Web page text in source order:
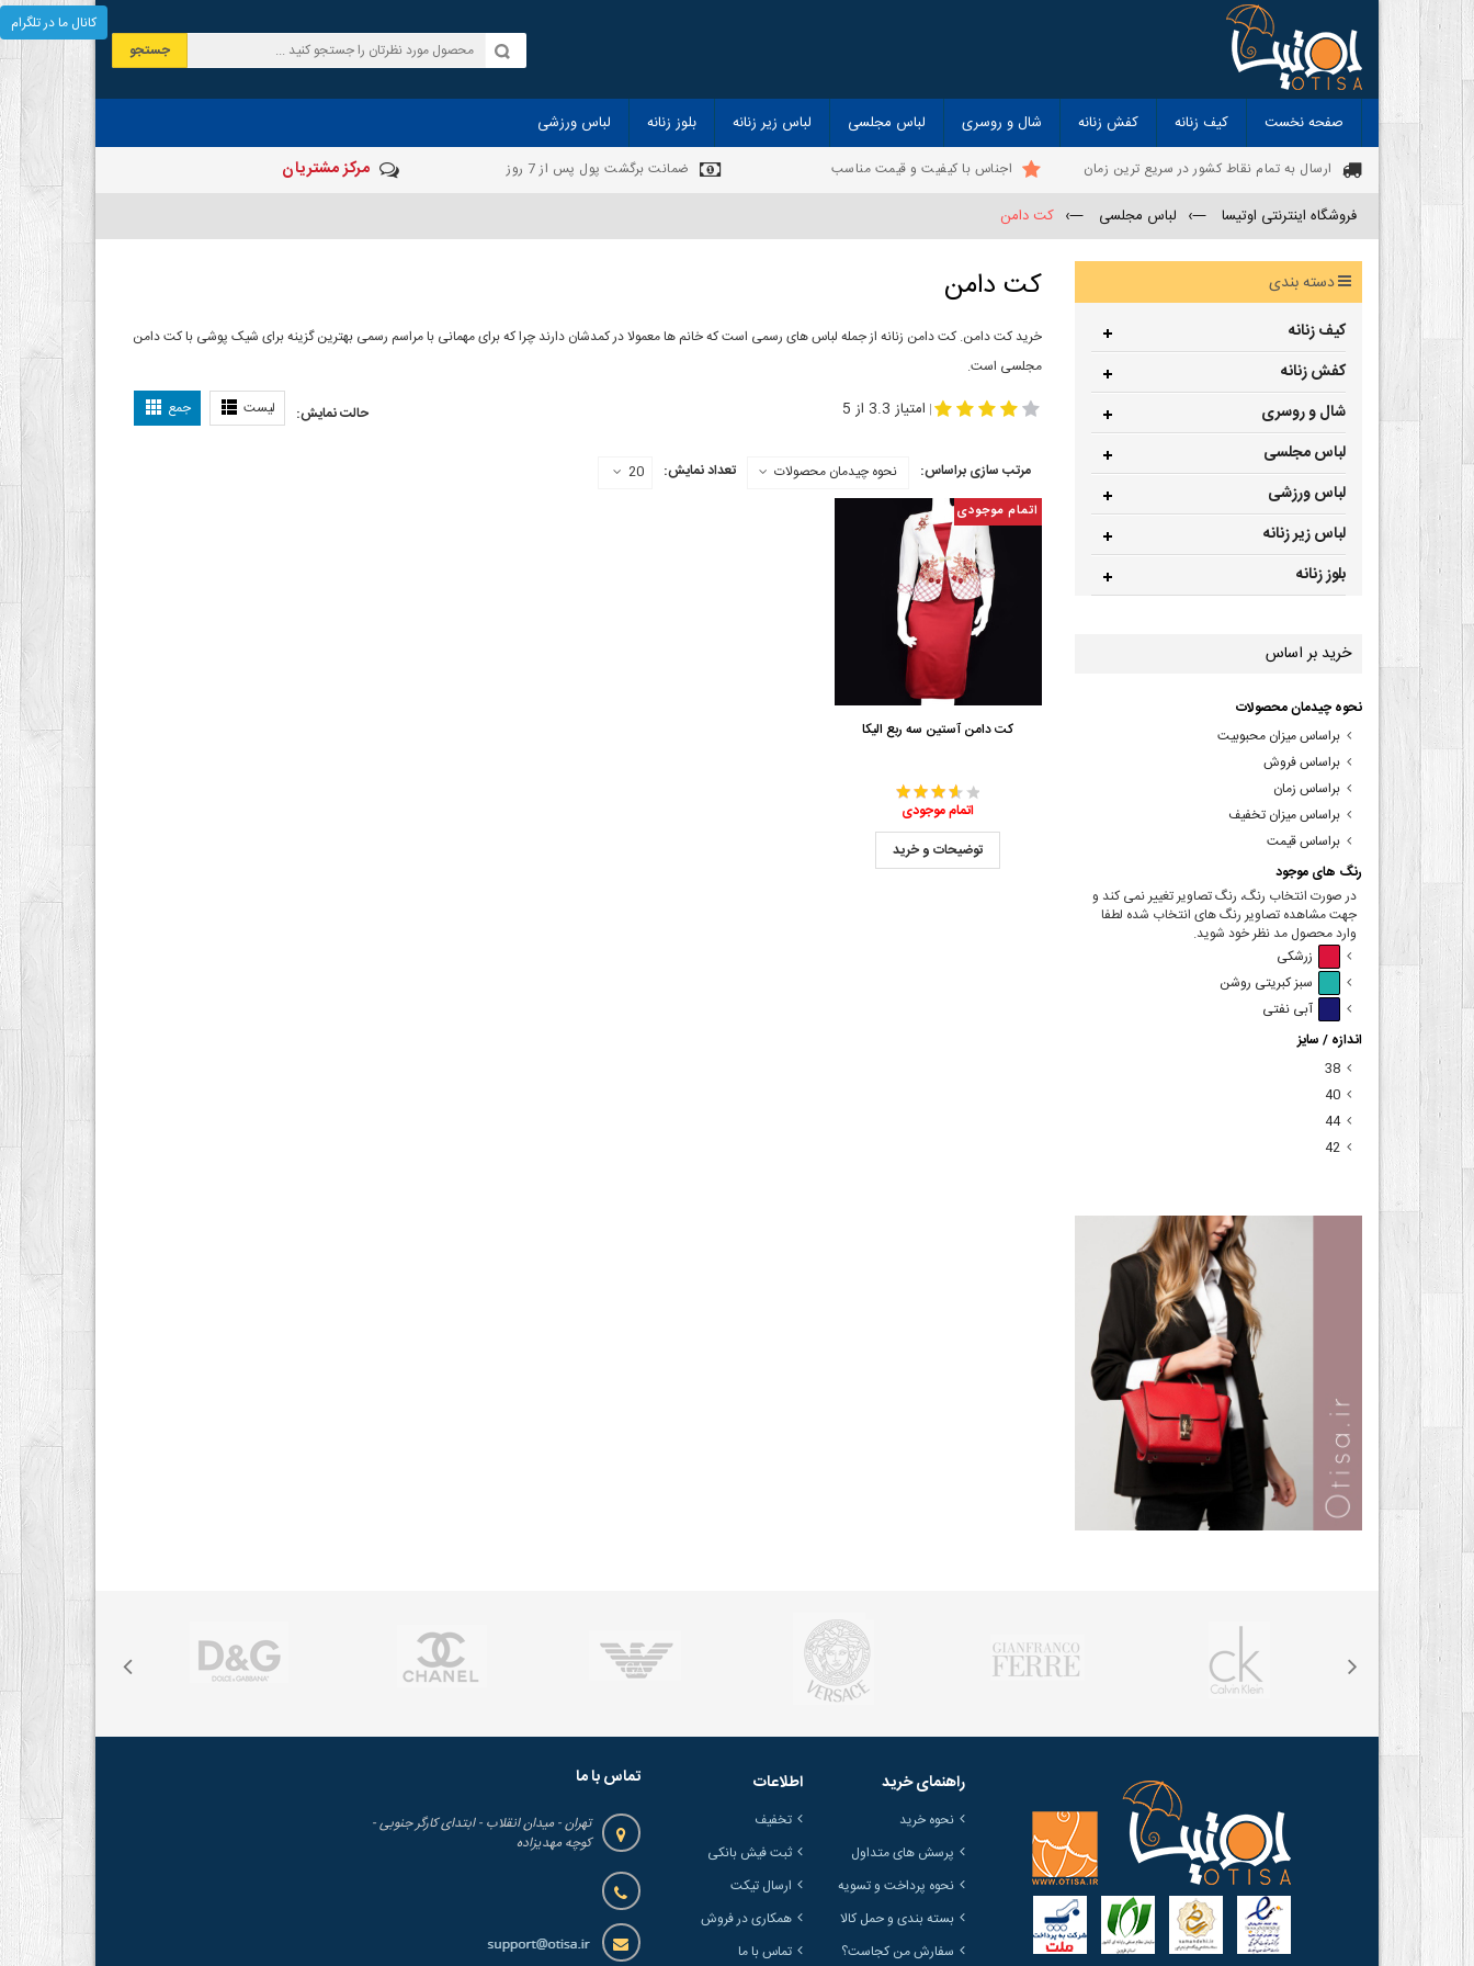
جستجو
صفحه نخست کیف زنانه کفش زنانه شال و روسری لباس مجلسی لباس زیر زنانه بلوز زنانه لباس ورزشی
ارسال به تمام نقاط کشور در سریع ترین زمان اجناس با کیفیت و قیمت مناسب ضمانت برگشت پول پس از 7 روز مرکز مشتریان
فروشگاه اینترنتی اوتیسا —› لباس مجلسی —› کت دامن
کت دامن
خرید کت دامن. کت دامن زنانه از جمله لباس های رسمی است که خانم ها معمولا در کمدشان دارند چرا که برای مهمانی با مراسم رسمی بهترین گزینه برای شیک پوشی با کت دامن
مجلسی است.
حالت نمایش: لیست جمع | امتیاز 3.3 از 5
مرتب سازی براساس: نحوه چیدمان محصولات تعداد نمایش: 20
اتمام موجودی
کت دامن آستین سه ربع الیکا
اتمام موجودی
توضیحات و خرید
دسته بندی
کیف زنانه
کفش زنانه
شال و روسری
لباس مجلسی
لباس ورزشی
لباس زیر زنانه
بلوز زنانه
خرید بر اساس
نحوه چیدمان محصولات
براساس میزان محبوبیت
براساس فروش
براساس زمان
براساس میزان تخفیف
براساس قیمت
رنگ های موجود
در صورت انتخاب رنگ، رنگ تصاویر تغییر نمی کند و
جهت مشاهده تصاویر رنگ های انتخاب شده لطفا
وارد محصول مد نظر خود شوید.
زرشکی
سبز کبریتی روشن
آبی نفتی
اندازه / سایز
38
40
44
42
راهنمای خرید
نحوه خرید
پرسش های متداول
نحوه پرداخت و تسویه
بسته بندی و حمل کالا
سفارش من کجاست؟
اطلاعات
تخفیف
ثبت فیش بانکی
ارسال تیکت
همکاری در فروش
تماس با ما
تماس با ما
تهران - میدان انقلاب - ابتدای کارگر جنوبی -
کوچه مهدیزاده
کانال ما در تلگرام